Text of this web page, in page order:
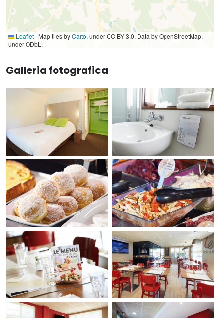
Leaflet | Map tiles byCarto, under CC BY 3.0. Data by OpenStreetMap,
under ODbL.
Galleria fotografica